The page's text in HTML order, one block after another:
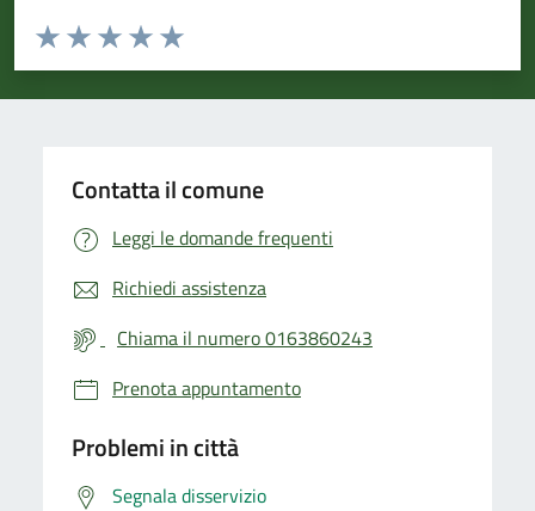
Valuta da 1 a 5 stelle la pagina
Valuta 5 stelle su 5
Valuta 4 stelle su 5
Valuta 3 stelle su 5
Valuta 2 stelle su 5
Valuta 1 stelle su 5
Contatta il comune
Leggi le domande frequenti
Richiedi assistenza
Chiama il numero 0163860243
Prenota appuntamento
Problemi in città
Segnala disservizio